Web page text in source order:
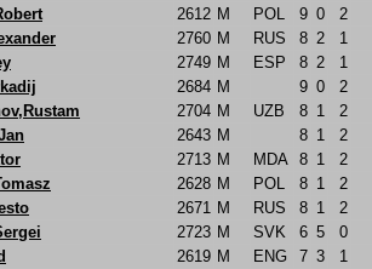
2612 M POL 9 0
2
2760 M RUS 8 2
1
2749 M ESP 8 2
1
2684 M 9 0
2
2704 M UZB 8 1
2
2643 M 8 1
2
2713 M MDA 8 1
2
2628 M POL 8 1
2
2671 M RUS 8 1
2
2723 M SVK 6 5
0
2619 M ENG 7 3
1